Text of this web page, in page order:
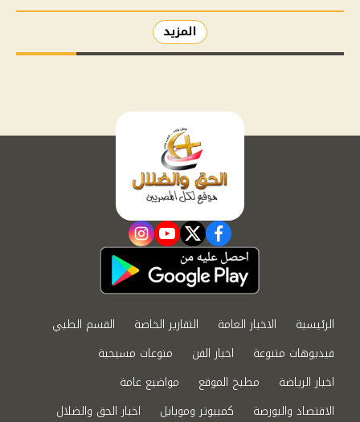
المزيد
facebook
twitter
youtube
instagram
الرئيسية الاخبار العامة التقارير الخاصة
القسم الطبي
فيديوهات متنوعة
اخبار الفن
منوعات مسيحية
اخبار الرياضة
مطبخ الموقع
مواضيع عامة
الاقتصاد والبورصة
كمبيوتر وموبايل اخبار الحق والضلال